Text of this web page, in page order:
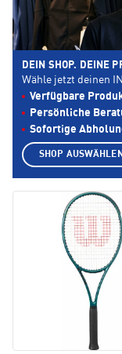
DEIN SHOP. DEINE
Wähle jetzt deinen
Verfügbare
Persönliche
Sofortige